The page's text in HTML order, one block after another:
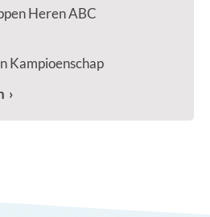
Heren ABC
Kampioenschap